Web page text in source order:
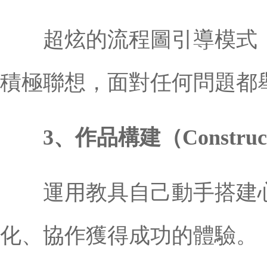
超炫的流程圖引導模式
積極聯想，面對任何問題都
3、作品構建（
運用教具自己動手搭建
化、協作獲得成功的體驗。